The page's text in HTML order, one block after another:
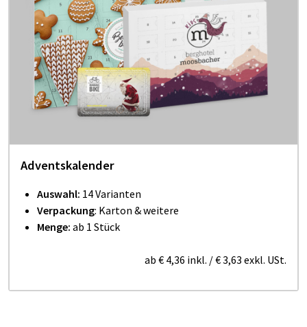
Adventskalender
Auswahl: 14 Varianten
Verpackung: Karton & weitere
Menge: ab 1 Stück
ab € 4,36 inkl. /€ 3,63 exkl. USt.